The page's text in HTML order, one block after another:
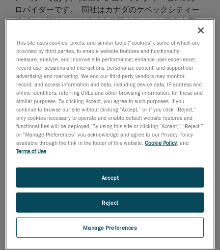
ロバイダーです。 同社はカナダのケベックシティー
近郊を本拠地とする株式非公開会社で、年間売上高は
Creaformは、スタンドアロン型のポータブル3Dスキ
ャナー業界をリードしています。 同社の光学装置
は、正確な3Dモデルの作成やさまざまな物体の測定
など、多くの用途において採用が進んでいます。 同
社の製品には、複数のハンディタイプ3Dスキャナー
ファミリーや、リバースエンジニアリング、寸法検
査、精密製造、非破壊検査、自動品質管理、3D印刷
で広く普及しているポータブル座標測定装置や関連す
る付属品があります。 Handyscan 3Dは、非接触測定
に使用されるハンディタイプレーザースキャナーで、
機能性と携帯性で市場をリードしています。
「Creaformは優秀な買収対象企業です。 卓越した
R&D基盤を持ち、いくつかの高成長市場で業界をリー
ドする地位を確立しています。 Creaformの力を得る
ことで、私たちのUltra Precision Technology（超精密
テクノロジー）事業が提供する非接触計測製品のライ
This site uses cookies, pixels, and similar tools (“cookies”), some of which are
provided by third parties, to enable website features and functionality;
measure, analyze, and improve site performance; enhance user experience;
record user sessions and interactions; personalize content; and support our
advertising and marketing. We and our third-party vendors may monitor,
record, and access information and data, including device data, IP address and
online identifiers, referring URLs and other browsing information, for these and
similar purposes. By clicking Accept, you agree to such purposes. If you
continue to browse our site without clicking “Accept,” or if you click “Reject,”
only cookies necessary to operate and enable default website features and
functionalities will be deployed. By using this site or clicking “Accept,” “Reject,”
or “Manage Preferences” you acknowledge and agree to our Privacy Policy
available through the link in the footer of this website,Cookie Policy, and
Terms of Use
Manage Preferences
Reject
Accept